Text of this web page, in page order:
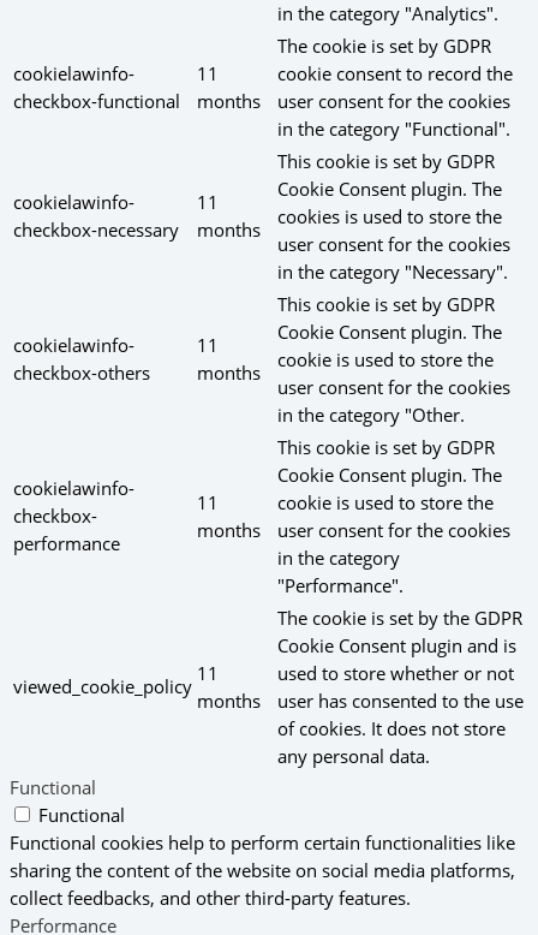
in the category "Analytics".
cookielawinfo-
checkbox-functional
11
months
The cookie is set by GDPR
cookie consent to record the
user consent for the cookies
in the category "Functional".
cookielawinfo-
checkbox-necessary
11
months
This cookie is set by GDPR
Cookie Consent plugin. The
cookies is used to store the
user consent for the cookies
in the category "Necessary".
cookielawinfo-
checkbox-others
11
months
This cookie is set by GDPR
Cookie Consent plugin. The
cookie is used to store the
user consent for the cookies
in the category "Other.
cookielawinfo-
checkbox-
performance
11
months
This cookie is set by GDPR
Cookie Consent plugin. The
cookie is used to store the
user consent for the cookies
in the category
"Performance".
viewed_cookie_policy
11
months
The cookie is set by the GDPR
Cookie Consent plugin and is
used to store whether or not
user has consented to the use
of cookies. It does not store
any personal data.
Functional
Functional
Functional cookies help to perform certain functionalities like
sharing the content of the website on social media platforms,
collect feedbacks, and other third-party features.
Performance